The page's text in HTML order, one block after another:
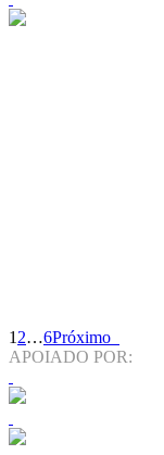
1 2…6Próximo
APOIADO POR: